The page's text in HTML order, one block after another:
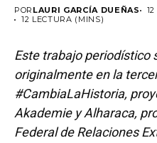
POR LAURI GARCÍA DUEÑAS
12 LECTURA (MINS)
Este trabajo periodístico
originalmente en la
#CambiaLaHistoria,
Akademie y Alharaca,
Federal de Relaciones